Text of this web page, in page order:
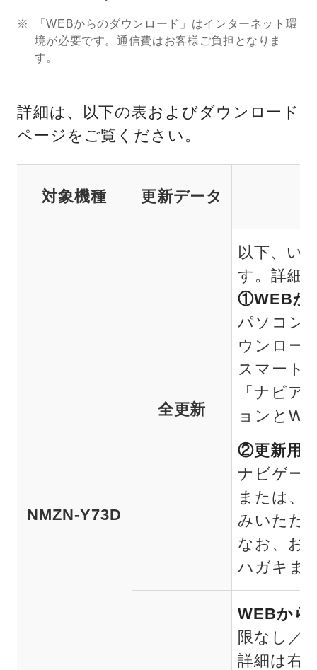
「WEBからのダウンロード」はインターネット環
境が必要です。通信費はお客様ご負担となりま
す。
詳細は、以下の表およびダウンロード
ページをご覧ください。
対象機種 更新データ
NMZN-Y73D
全更新
以下、い
す。詳細
①WEBか
パソコン
ウンロー
スマート
「ナビア
ョンと
②更新用
ナビゲー
または、
みいただ
なお、お
ハガキま
WEBから
限なし／
詳細は右